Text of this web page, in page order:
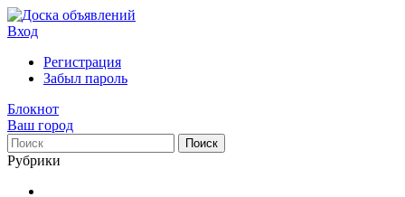
Вход
Регистрация
Забыл пароль
Блокнот
Ваш город
Поиск
Рубрики